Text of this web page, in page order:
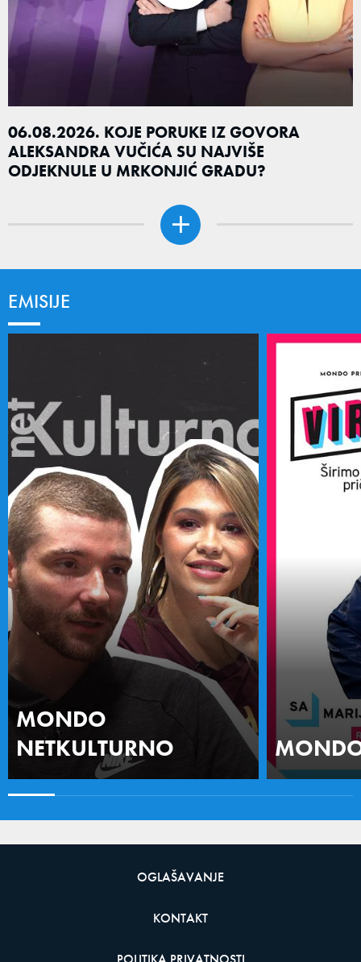
06.08.2026. KOJE PORUKE IZ GOVORA
ALEKSANDRA VUČIĆA SU NAJVIŠE
ODJEKNULE U MRKONJIĆ GRADU?
EMISIJE
MONDO
NETKULTURNO
OGLAŠAVANJE
KONTAKT